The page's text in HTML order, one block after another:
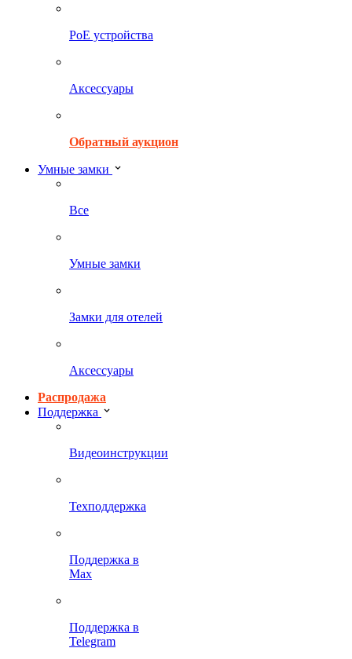
PoE устройства
Аксессуары
Обратный аукцион
Умные замки
Все
Умные замки
Замки для отелей
Аксессуары
Распродажа
Поддержка
Видеоинструкции
Техподдержка
Поддержка в
Max
Поддержка в
Telegram